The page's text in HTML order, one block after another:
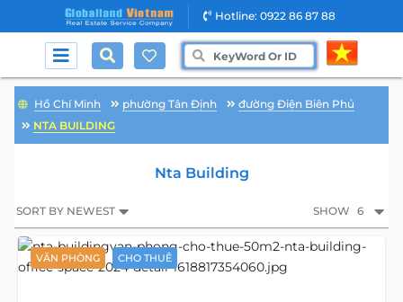
Hotline: 0922 86 87 88
Hồ Chí Minh phường Tân Định
đường Điện Biên Phủ
NTA BUILDING
Nta Building
SORT BY NEWEST SHOW 6
VĂN PHÒNG CHO THUÊ